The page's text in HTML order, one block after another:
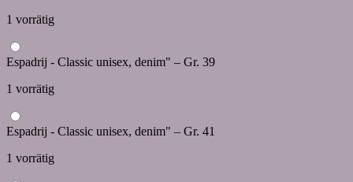
1 vorrätig
Espadrij - Classic unisex, denim" – Gr. 39
1 vorrätig
Espadrij - Classic unisex, denim" – Gr. 41
1 vorrätig